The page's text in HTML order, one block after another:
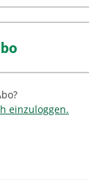
einzuloggen.